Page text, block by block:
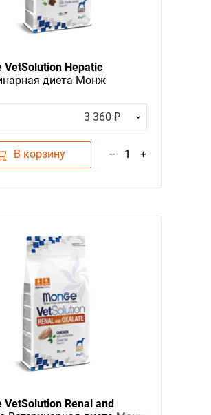
VetSolution Hepatic
диета Монж
печени
3 360 ₽
В корзину – 1 +
VetSolution Renal and